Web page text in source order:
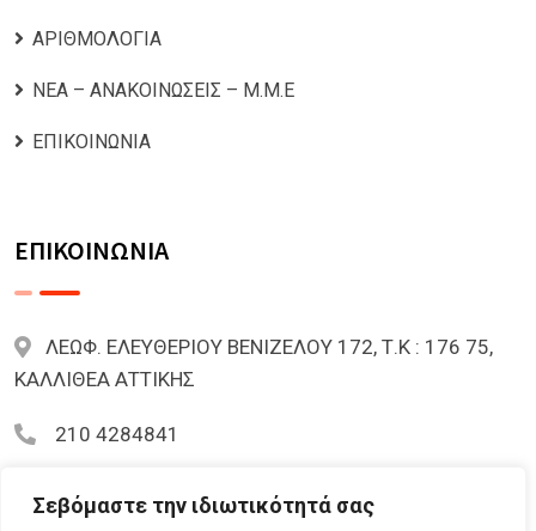
Σεβόμαστε την ιδιωτικότητά σας
ΑΡΙΘΜΟΛΟΓΙΑ
ΝΕΑ – ΑΝΑΚΟΙΝΩΣΕΙΣ – Μ.Μ.Ε
ΕΠΙΚΟΙΝΩΝΙΑ
ΕΠΙΚΟΙΝΩΝΙΑ
ΛΕΩΦ. ΕΛΕΥΘΕΡΙΟΥ ΒΕΝΙΖΕΛΟΥ 172, Τ.Κ : 176 75,
ΚΑΛΛΙΘΕΑ ΑΤΤΙΚΗΣ
210 4284841